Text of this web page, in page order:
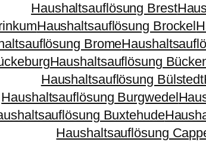
Haushaltsauflösung Brest
Haushaltsauflösung Brockel
Brome
Haushaltsauflösung
Haushaltsauflösung Bülstedt
Haushaltsauflösung Burgwedel
Buxtehude
Haushaltsauflösung